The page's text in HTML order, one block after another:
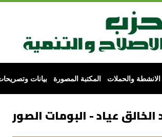
الانشطة والحملات المكتبة المصورة بيانات
الخالق عياد - البومات الصور